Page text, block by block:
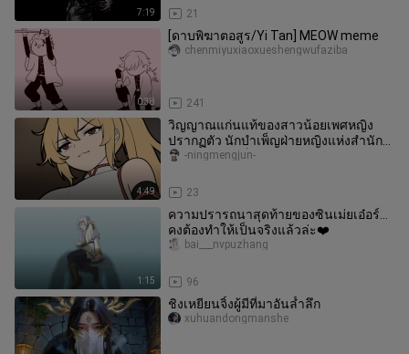
7:19 21
0:38
[ดาบพิฆาตอสูร/Yi Tan] MEOW meme
241
chenmiyuxiaoxueshengwufaziba
4:49
วิญญาณแก่นแท้ของสาวน้อยเพศหญิง
ปรากฏตัว นักบำเพ็ญฝ่ายหญิงแห่งสำนัก
ห้ามยินอยากเป็นคู่ครองธรรมของข้าหรื
23
-ningmengjun-
1:15
ความปรารถนาสุดท้ายของซินเม่ยเอ๋อร์…
คงต้องทำให้เป็นจริงแล้วล่ะ❤️
96
bai___nvpuzhang
ชิงเหยียนจิ้งผู้มีที่มาอันล้ำลึก
xuhuandongmanshe